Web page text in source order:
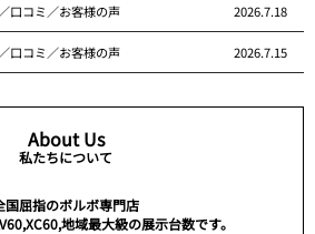
口コミ／お客様の声 2026.7.18
口コミ／お客様の声 2026.7.15
About Us
私たちについて
国屈指のボルボ専門店
地域最大級の展示台数です。